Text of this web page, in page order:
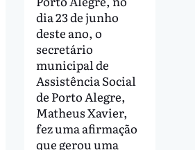
dia 23 de junho
deste ano, o
secretário
municipal de
Assistência Social
de Porto Alegre,
Matheus Xavier,
fez uma afirmação
que gerou uma